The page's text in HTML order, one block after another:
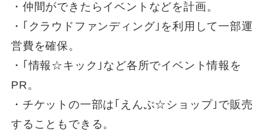
・仲間ができたらイベントなどを計画。
・｢クラウドファンディング｣を利用して一部運
営費を確保。
・｢情報☆キック｣など各所でイベント情報を
PR。
・チケットの一部は｢えんぶ☆ショップ｣で販売
することもできる。